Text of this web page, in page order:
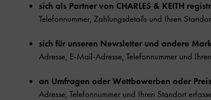
sich als Partner von CHARLES & KEITH
Telefonnummer, Zahlungsdetails und Ihren
sich für unseren Newsletter und andere
Adresse, E-Mail-Adresse, Telefonnummer und
an Umfragen oder Wettbewerben oder
Adresse, Telefonnummer und Ihren Standort